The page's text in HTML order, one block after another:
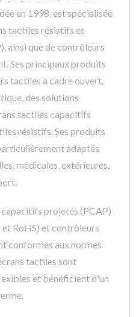
en 1998, est spécialisée
tactiles résistifs et
ainsi que de contrôleurs
Ses principaux produits
tactiles à cadre ouvert,
des solutions
tactiles capacitifs
résistifs. Ses produits
adaptés
médicales, extérieures,
projetés (PCAP)
RoHS) et contrôleurs
conformes aux normes
tactiles sont
et bénéficient d'un